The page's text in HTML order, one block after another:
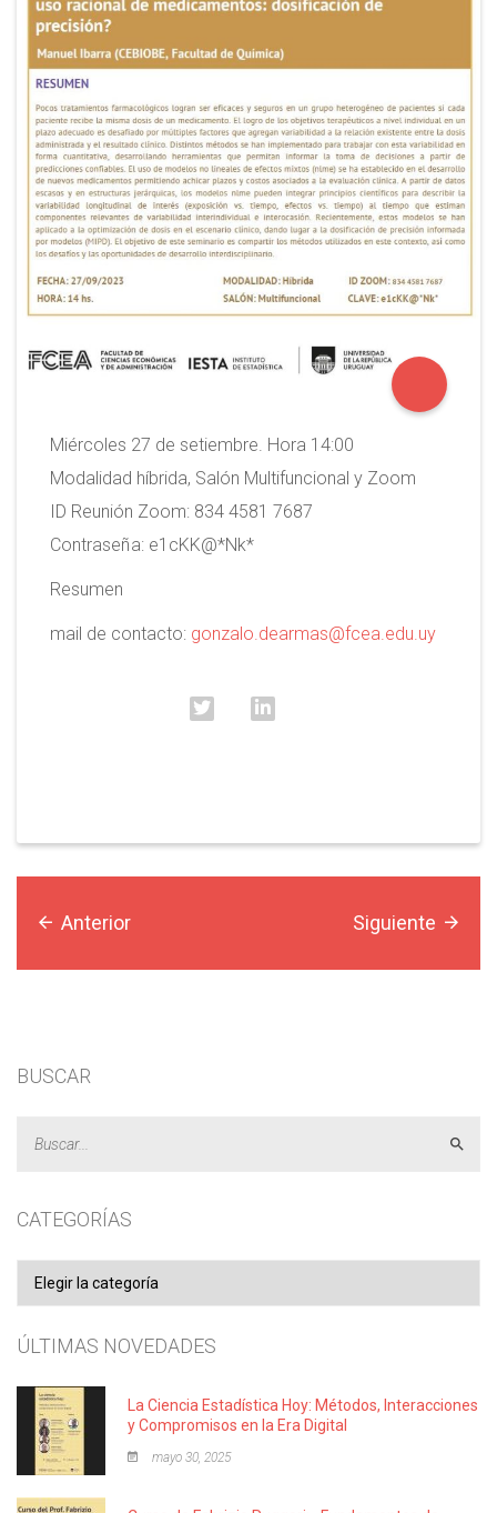
Miércoles 27 de setiembre. Hora 14:00
Modalidad híbrida, Salón Multifuncional y Zoom
ID Reunión Zoom: 834 4581 7687
Contraseña: e1cKK@*Nk*
Resumen
mail de contacto: gonzalo.dearmas@fcea.edu.uy
Anterior Siguiente
BUSCAR
CATEGORÍAS
ÚLTIMAS NOVEDADES
La Ciencia Estadística Hoy: Métodos, Interacciones
y Compromisos en la Era Digital
mayo 30, 2025